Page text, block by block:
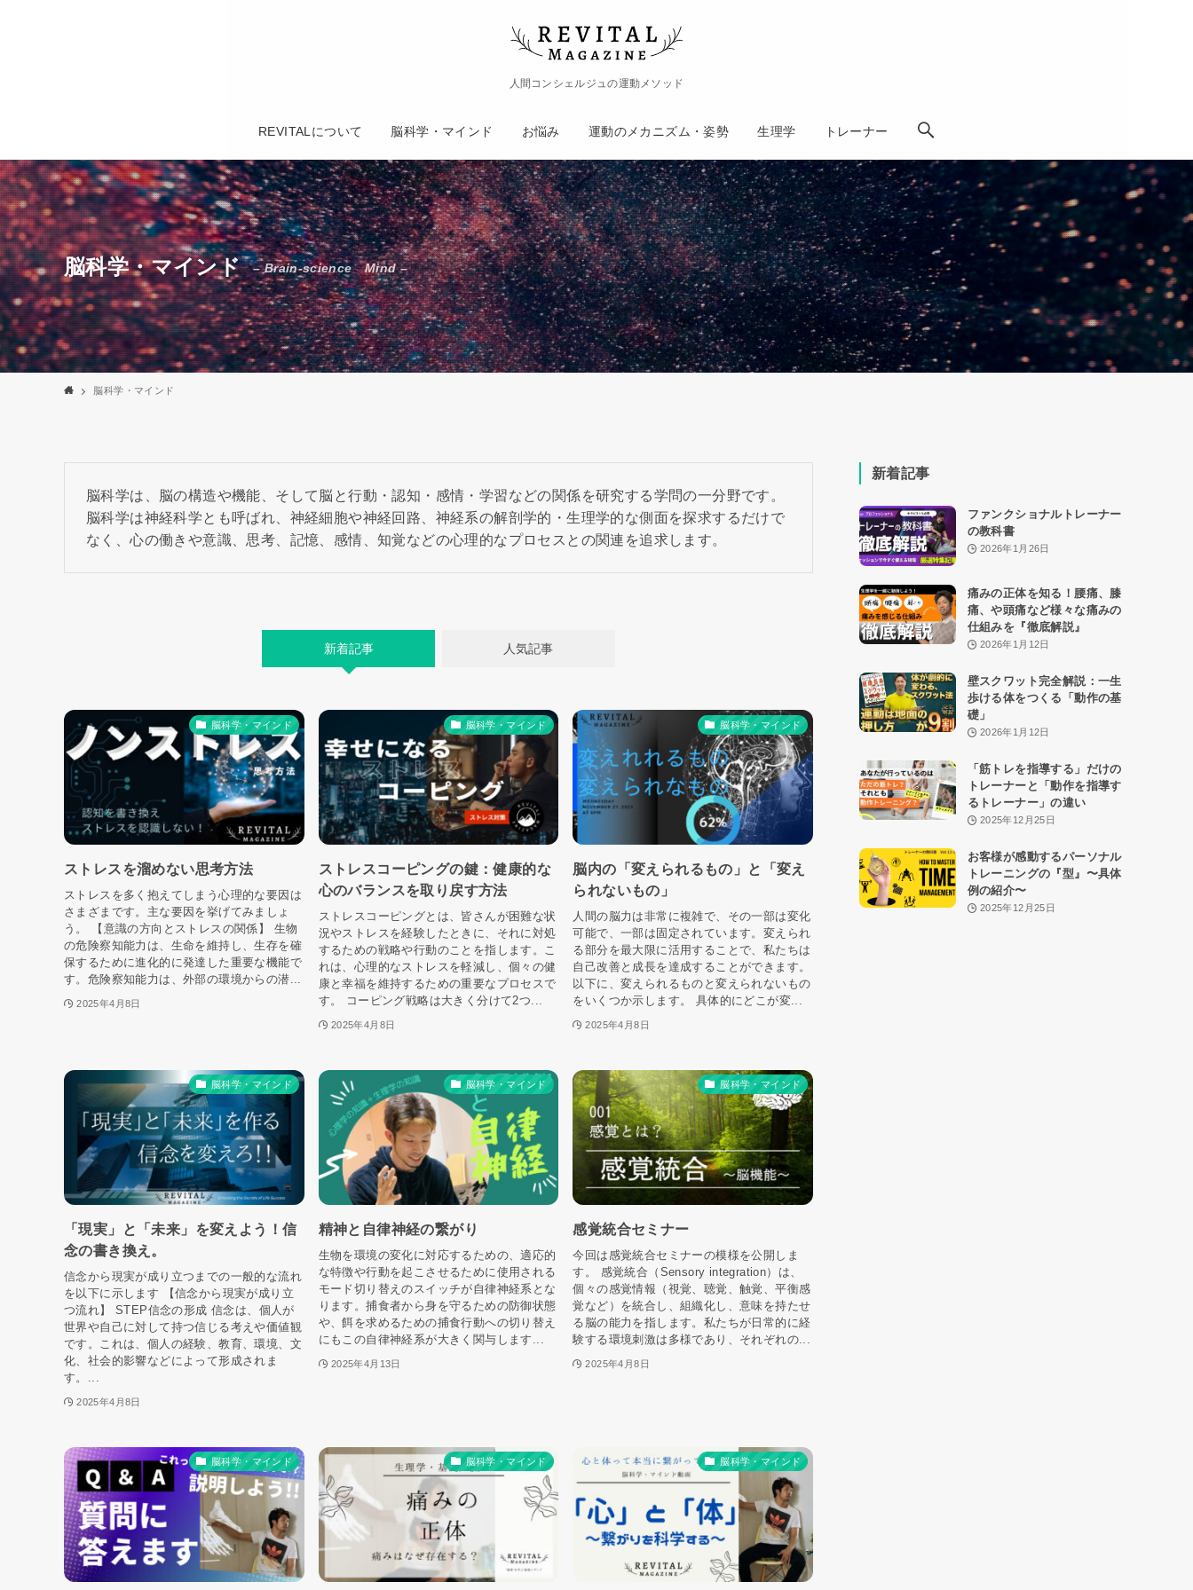
人間コンシェルジュの運動メソッド
REVITALについて 脳科学・マインド お悩み 運動のメカニズム・姿勢 生理学 トレーナー
脳科学・マインド – Brain-science Mind –
脳科学・マインド
脳科学は、脳の構造や機能、そして脳と行動・認知・感情・学習などの関係を研究する学問の一分野です。
脳科学は神経科学とも呼ばれ、神経細胞や神経回路、神経系の解剖学的・生理学的な側面を探求するだけで
なく、心の働きや意識、思考、記憶、感情、知覚などの心理的なプロセスとの関連を追求します。
新着記事 人気記事
脳科学・マインド
ストレスを溜めない思考方法
ストレスを多く抱えてしまう心理的な要因は
さまざまです。主な要因を挙げてみましょ
う。 【意識の方向とストレスの関係】 生物
の危険察知能力は、生命を維持し、生存を確
保するために進化的に発達した重要な機能で
す。危険察知能力は、外部の環境からの潜...
2025年4月8日
脳科学・マインド
ストレスコーピングの鍵：健康的な
心のバランスを取り戻す方法
ストレスコーピングとは、皆さんが困難な状
況やストレスを経験したときに、それに対処
するための戦略や行動のことを指します。こ
れは、心理的なストレスを軽減し、個々の健
康と幸福を維持するための重要なプロセスで
す。 コーピング戦略は大きく分けて2つ...
2025年4月8日
脳科学・マインド
脳内の「変えられるもの」と「変え
られないもの」
人間の脳力は非常に複雑で、その一部は変化
可能で、一部は固定されています。変えられ
る部分を最大限に活用することで、私たちは
自己改善と成長を達成することができます。
以下に、変えられるものと変えられないもの
をいくつか示します。 具体的にどこが変...
2025年4月8日
脳科学・マインド
「現実」と「未来」を変えよう！信
念の書き換え。
信念から現実が成り立つまでの一般的な流れ
を以下に示します 【信念から現実が成り立
つ流れ】 STEP信念の形成 信念は、個人が
世界や自己に対して持つ信じる考えや価値観
です。これは、個人の経験、教育、環境、文
化、社会的影響などによって形成されま
す。...
2025年4月8日
脳科学・マインド
精神と自律神経の繋がり
生物を環境の変化に対応するための、適応的
な特徴や行動を起こさせるために使用される
モード切り替えのスイッチが自律神経系とな
ります。捕食者から身を守るための防御状態
や、餌を求めるための捕食行動への切り替え
にもこの自律神経系が大きく関与します...
2025年4月13日
脳科学・マインド
感覚統合セミナー
今回は感覚統合セミナーの模様を公開しま
す。 感覚統合（Sensory integration）は、
個々の感覚情報（視覚、聴覚、触覚、平衡感
覚など）を統合し、組織化し、意味を持たせ
る脳の能力を指します。私たちが日常的に経
験する環境刺激は多様であり、それぞれの...
2025年4月8日
脳科学・マインド 脳科学・マインド 脳科学・マインド
新着記事
ファンクショナルトレーナー
の教科書
2026年1月26日
痛みの正体を知る！腰痛、膝
痛、や頭痛など様々な痛みの
仕組みを『徹底解説』
2026年1月12日
壁スクワット完全解説：一生
歩ける体をつくる「動作の基
礎」
2026年1月12日
「筋トレを指導する」だけの
トレーナーと「動作を指導す
るトレーナー」の違い
2025年12月25日
お客様が感動するパーソナル
トレーニングの『型』〜具体
例の紹介〜
2025年12月25日